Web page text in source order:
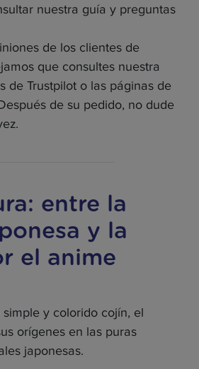
nuestra guía y preguntas
de los clientes de
que consultes nuestra
de Trustpilot o las páginas de
de su pedido, no dude
entre la
y la
el anime
y colorido cojín, el
orígenes en las puras
japonesas.